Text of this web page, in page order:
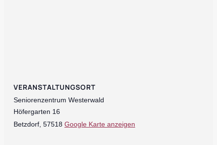
VERANSTALTUNGSORT
Seniorenzentrum Westerwald
Höfergarten 16
Betzdorf, 57518 Google Karte anzeigen